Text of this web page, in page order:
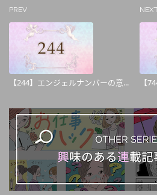
PREV
【244】エンジェルナンバーの意... 【